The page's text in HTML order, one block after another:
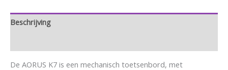
Beschrijving
De AORUS K7 is een mechanisch toetsenbord, met